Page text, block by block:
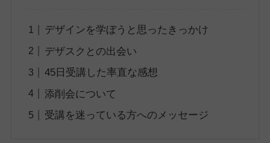
デザインを学ぼうと思ったきっかけ
デザスクとの出会い
45日受講した率直な感想
添削会について
受講を迷っている方へのメッセージ